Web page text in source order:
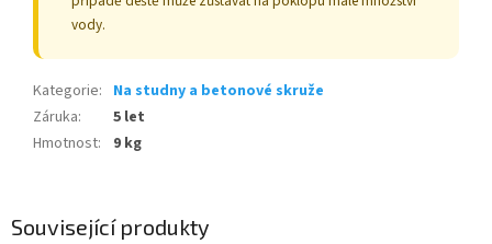
Související produkty
vody.
Kategorie: Na studny a betonové skruže
Záruka:
5 let
Hmotnost: 9 kg